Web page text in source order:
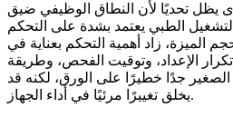
الطبي يعتمد بشدة على التحكم
الميزة، زاد أهمية التحكم بعناية في
تكرار الإعداد، وتوقيت الفحص، وطريقة
الصغير جدًا خطيرًا على الورق، لكنه قد
يخلق تغييرًا مرئيًا في أداء الجهاز.